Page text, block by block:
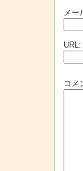
メー
URL:
コ